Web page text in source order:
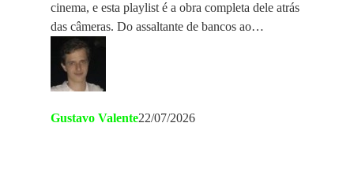
cinema, e esta playlist é a obra completa dele atrás
das câmeras. Do assaltante de bancos ao…
Gustavo Valente22/07/2026